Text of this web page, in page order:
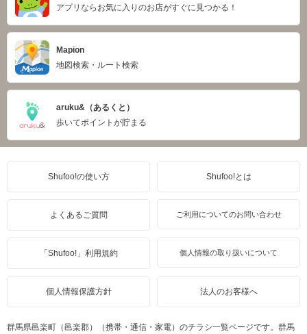
アプリならお気に入りのお店がすぐに見つかる！
Mapion
地図検索・ルート検索
aruku&（あるくと）
歩いてポイントが貯まる
Shufoo!の使い方 Shufoo!とは
よくあるご質問 ご利用についてのお問い合わせ
「Shufoo!」利用規約 個人情報の取り扱いについて
個人情報保護方針 法人のお客様へ
群馬県邑楽町（邑楽郡）（携帯・通信・家電）のチラシ一覧ページです。群馬